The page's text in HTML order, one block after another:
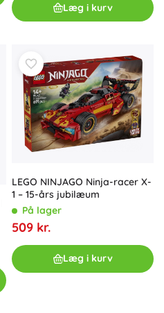
Læg i kurv
LEGO NINJAGO Ninja-racer X-
1 – 15-års jubilæum
På lager
509 kr.
Læg i kurv